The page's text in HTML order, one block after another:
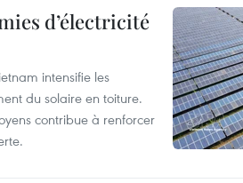
d’électricité
intensifie les
du solaire en toiture.
contribue à renforcer